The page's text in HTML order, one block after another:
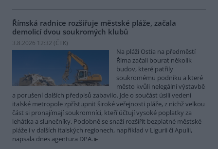
Římská radnice rozšiřuje městské pláže, začala
demolicí dvou soukromých klubů
3.8.2026 12:32 (ČTK)
Na pláži Ostia na předměstí
Říma začali bourat několik
budov, které patřily
soukromému podniku a které
město kvůli nelegální výstavbě
a porušení dalších předpisů zabavilo. Jde o součást úsilí vedení
italské metropole zpřístupnit široké veřejnosti pláže, z nichž velkou
část si pronajímají soukromníci, kteří účtují vysoké poplatky za
lehátka a slunečníky. Podobně se snaží rozšířit bezplatné městské
pláže i v dalších italských regionech, například v Ligurii či Apulii,
napsala dnes agentura DPA.